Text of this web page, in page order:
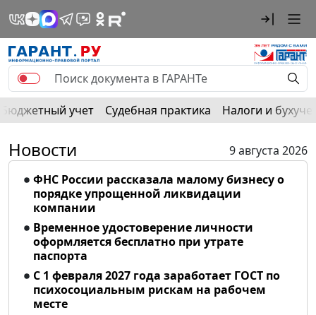
Бюджетный учет Судебная практика Налоги и
Новости
9 августа 2026
ФНС России рассказала малому бизнесу о
порядке упрощенной ликвидации
компании
Временное удостоверение личности
оформляется бесплатно при утрате
паспорта
С 1 февраля 2027 года заработает ГОСТ по
психосоциальным рискам на рабочем
месте